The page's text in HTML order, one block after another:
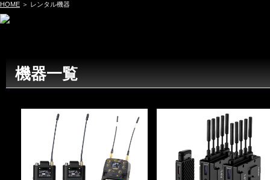
HOME ＞ レンタル機器
機器一覧